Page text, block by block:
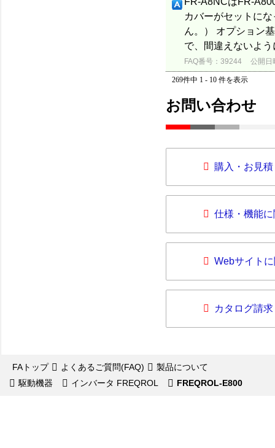
カバーがセットに
ん。） オプション
で、間違えないよ
FAQ番号：39244 公開日
269件中 1 - 10 件を表示
お問い合わせ
購入・お見
仕様・機能
Webサイト
カタログ請求
FAトップ よくあるご質問(FAQ)
製品について
駆動機器
インバータ FREQROL FREQROL-E800